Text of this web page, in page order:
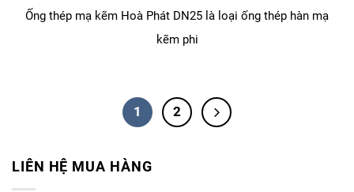
Ống thép mạ kẽm Hoà Phát DN25 là loại ống thép hàn mạ
kẽm phi
1 2
LIÊN HỆ MUA HÀNG